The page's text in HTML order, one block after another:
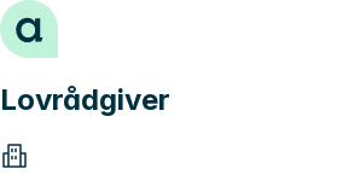
Hopp til innhold
Lovrådgiver